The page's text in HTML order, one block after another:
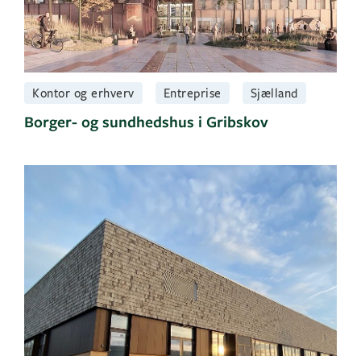
Kontor og erhverv Entreprise Sjælland
Borger- og sundhedshus i Gribskov